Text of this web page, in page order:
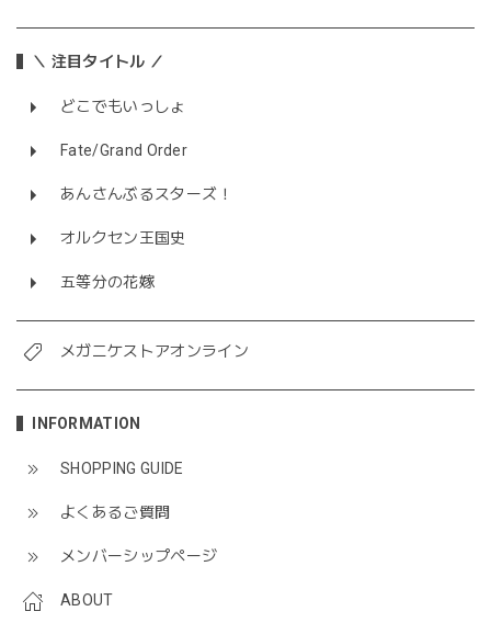
＼ 注目タイトル ／
どこでもいっしょ
Fate/Grand Order
あんさんぶるスターズ！
オルクセン王国史
五等分の花嫁
メガニケストアオンライン
INFORMATION
SHOPPING GUIDE
よくあるご質問
メンバーシップページ
ABOUT